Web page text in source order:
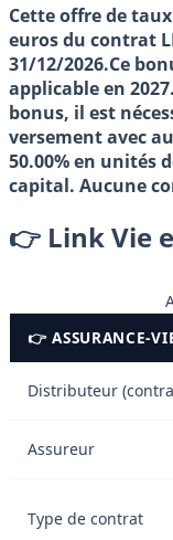
Cette offre de
euros du contrat
31/12/2026.Ce
applicable en 2027
bonus, il est
versement avec
50.00% en unités
capital. Aucune
👉 Link Vie
👉 ASSURANCE-
Distributeur
Assureur
Type de contrat